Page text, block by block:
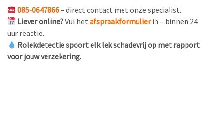
085-0647866– direct contact met onze specialist.
Liever online?Vul hetafspraakformulierin – binnen 24
uur reactie.
Rolekdetectie spoort elk lek schadevrij op met rapport
voor jouw verzekering.